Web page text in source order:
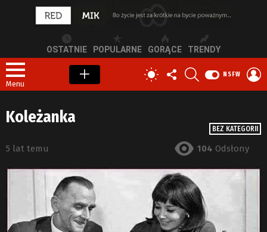
OSTATNIE POPULARNE GORĄCE TRENDY
Menu
PRZEŁĄCZ
SKÓRKĘ
OBSERWUJ
NAS
NSFW
BEZ KATEGORII
Koleżanka
5 lat temu 104 Odsłony